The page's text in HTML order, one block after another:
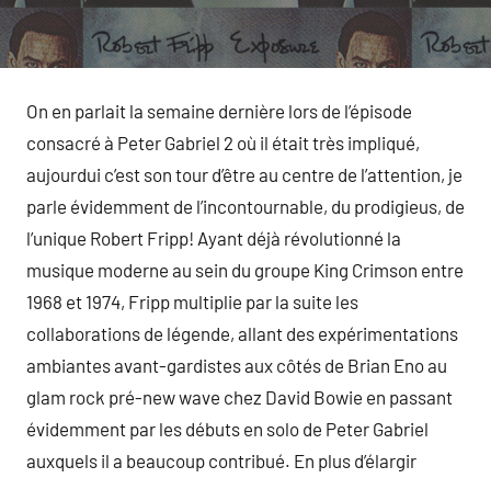
On en parlait la semaine dernière lors de l’épisode
consacré à Peter Gabriel 2 où il était très impliqué,
aujourdui c’est son tour d’être au centre de l’attention, je
parle évidemment de l’incontournable, du prodigieus, de
l’unique Robert Fripp! Ayant déjà révolutionné la
musique moderne au sein du groupe King Crimson entre
1968 et 1974, Fripp multiplie par la suite les
collaborations de légende, allant des expérimentations
ambiantes avant-gardistes aux côtés de Brian Eno au
glam rock pré-new wave chez David Bowie en passant
évidemment par les débuts en solo de Peter Gabriel
auxquels il a beaucoup contribué. En plus d’élargir